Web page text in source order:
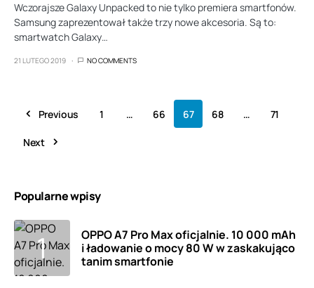
Wczorajsze Galaxy Unpacked to nie tylko premiera smartfonów.
Samsung zaprezentował także trzy nowe akcesoria. Są to:
smartwatch Galaxy…
21 LUTEGO 2019 NO COMMENTS
Previous 1 … 66 67 68 … 71
Next
Popularne wpisy
OPPO A7 Pro Max oficjalnie. 10 000 mAh
i ładowanie o mocy 80 W w zaskakująco
tanim smartfonie